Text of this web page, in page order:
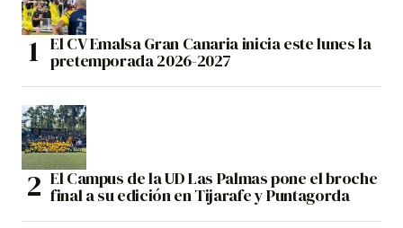
El CV Emalsa Gran Canaria inicia este lunes la
pretemporada 2026-2027
El Campus de la UD Las Palmas pone el broche
final a su edición en Tijarafe y Puntagorda